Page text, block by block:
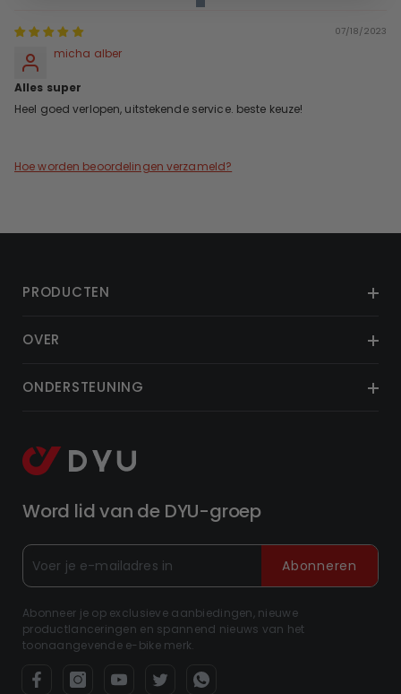
07/18/2023
micha alber
Alles super
Heel goed verlopen, uitstekende service. beste keuze!
Hoe worden beoordelingen verzameld?
PRODUCTEN
OVER
ONDERSTEUNING
Word lid van de DYU-groep
Abonneer je op exclusieve aanbiedingen, nieuwe
productlanceringen en spannend nieuws van het
toonaangevende e-bike merk.
Abonneren